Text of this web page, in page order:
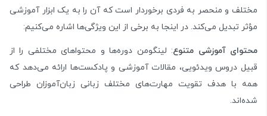
مختلف و منحصر به فردی برخوردار است که آن را به یک ابزار آموزشی
مؤثر تبدیل می‌کند. در اینجا به برخی از این ویژگی‌ها اشاره می‌کنیم:
محتوای آموزشی متنوع: لینگومن دوره‌ها و محتواهای مختلفی را از
قبیل دروس ویدئویی، مقالات آموزشی و پادکست‌ها ارائه می‌دهد که
همه با هدف تقویت مهارت‌های مختلف زبانی زبان‌آموزان طراحی
شده‌اند.